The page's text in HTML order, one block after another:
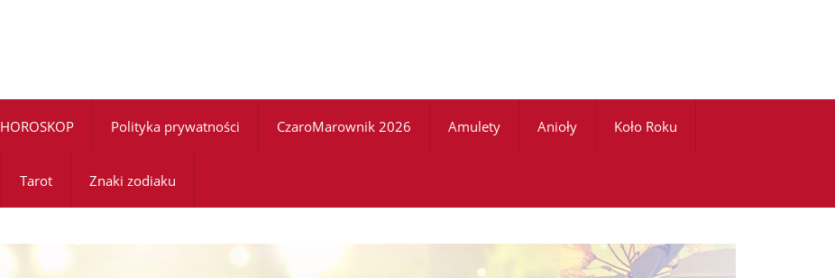
HOROSKOP Polityka prywatności CzaroMarownik 2026 Amulety Anioły Koło Roku
Tarot Znaki zodiaku